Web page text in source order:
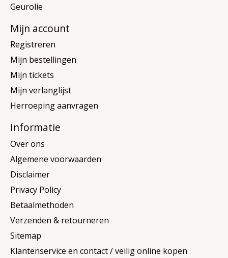
Geurolie
Mijn account
Registreren
Mijn bestellingen
Mijn tickets
Mijn verlanglijst
Herroeping aanvragen
Informatie
Over ons
Algemene voorwaarden
Disclaimer
Privacy Policy
Betaalmethoden
Verzenden & retourneren
Sitemap
Klantenservice en contact / veilig online kopen